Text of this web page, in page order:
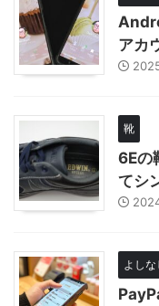
アカ
靴
6Eの
てシ
よしな